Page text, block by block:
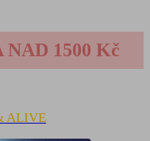
1500 Kč
ALIVE